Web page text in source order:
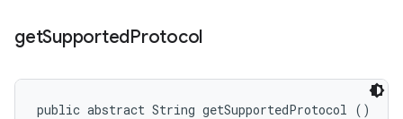
getSupportedProtocol
public abstract String getSupportedProtocol ()